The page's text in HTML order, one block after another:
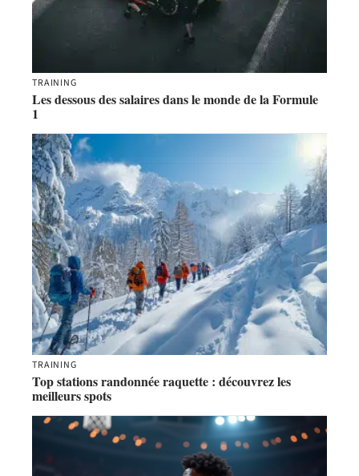
TRAINING
Les dessous des salaires dans le monde de la Formule
1
TRAINING
Top stations randonnée raquette : découvrez les
meilleurs spots